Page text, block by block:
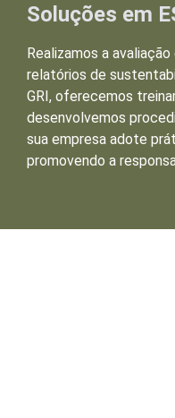
Soluções em
Realizamos a
relatórios de
GRI, oferecemos
desenvolvemos
sua empresa adote
promovendo a